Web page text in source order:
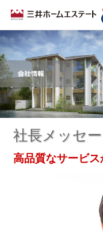
社長メッセ
高品質なサービス